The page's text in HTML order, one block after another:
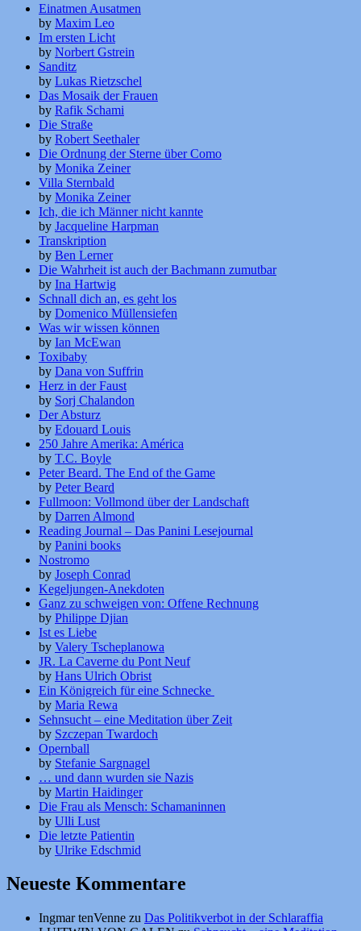
Einatmen Ausatmen
by Maxim Leo
Im ersten Licht
by Norbert Gstrein
Sanditz
by Lukas Rietzschel
Das Mosaik der Frauen
by Rafik Schami
Die Straße
by Robert Seethaler
Die Ordnung der Sterne über Como
by Monika Zeiner
Villa Sternbald
by Monika Zeiner
Ich, die ich Männer nicht kannte
by Jacqueline Harpman
Transkription
by Ben Lerner
Die Wahrheit ist auch der Bachmann zumutbar
by Ina Hartwig
Schnall dich an, es geht los
by Domenico Müllensiefen
Was wir wissen können
by Ian McEwan
Toxibaby
by Dana von Suffrin
Herz in der Faust
by Sorj Chalandon
Der Absturz
by Edouard Louis
250 Jahre Amerika: América
by T.C. Boyle
Peter Beard. The End of the Game
by Peter Beard
Fullmoon: Vollmond über der Landschaft
by Darren Almond
Reading Journal – Das Panini Lesejournal
by Panini books
Nostromo
by Joseph Conrad
Kegeljungen-Anekdoten
Ganz zu schweigen von: Offene Rechnung
by Philippe Djian
Ist es Liebe
by Valery Tscheplanowa
JR. La Caverne du Pont Neuf
by Hans Ulrich Obrist
Ein Königreich für eine Schnecke
by Maria Rewa
Sehnsucht – eine Meditation über Zeit
by Szczepan Twardoch
Opernball
by Stefanie Sargnagel
… und dann wurden sie Nazis
by Martin Haidinger
Die Frau als Mensch: Schamaninnen
by Ulli Lust
Die letzte Patientin
by Ulrike Edschmid
Neueste Kommentare
Ingmar tenVenne zu Das Politikverbot in der Schlaraffia